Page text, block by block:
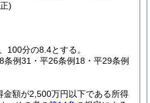
)
100分の8.4とする。
条例31・平26条例18・平29条例
金額が2,500万円以下である所得